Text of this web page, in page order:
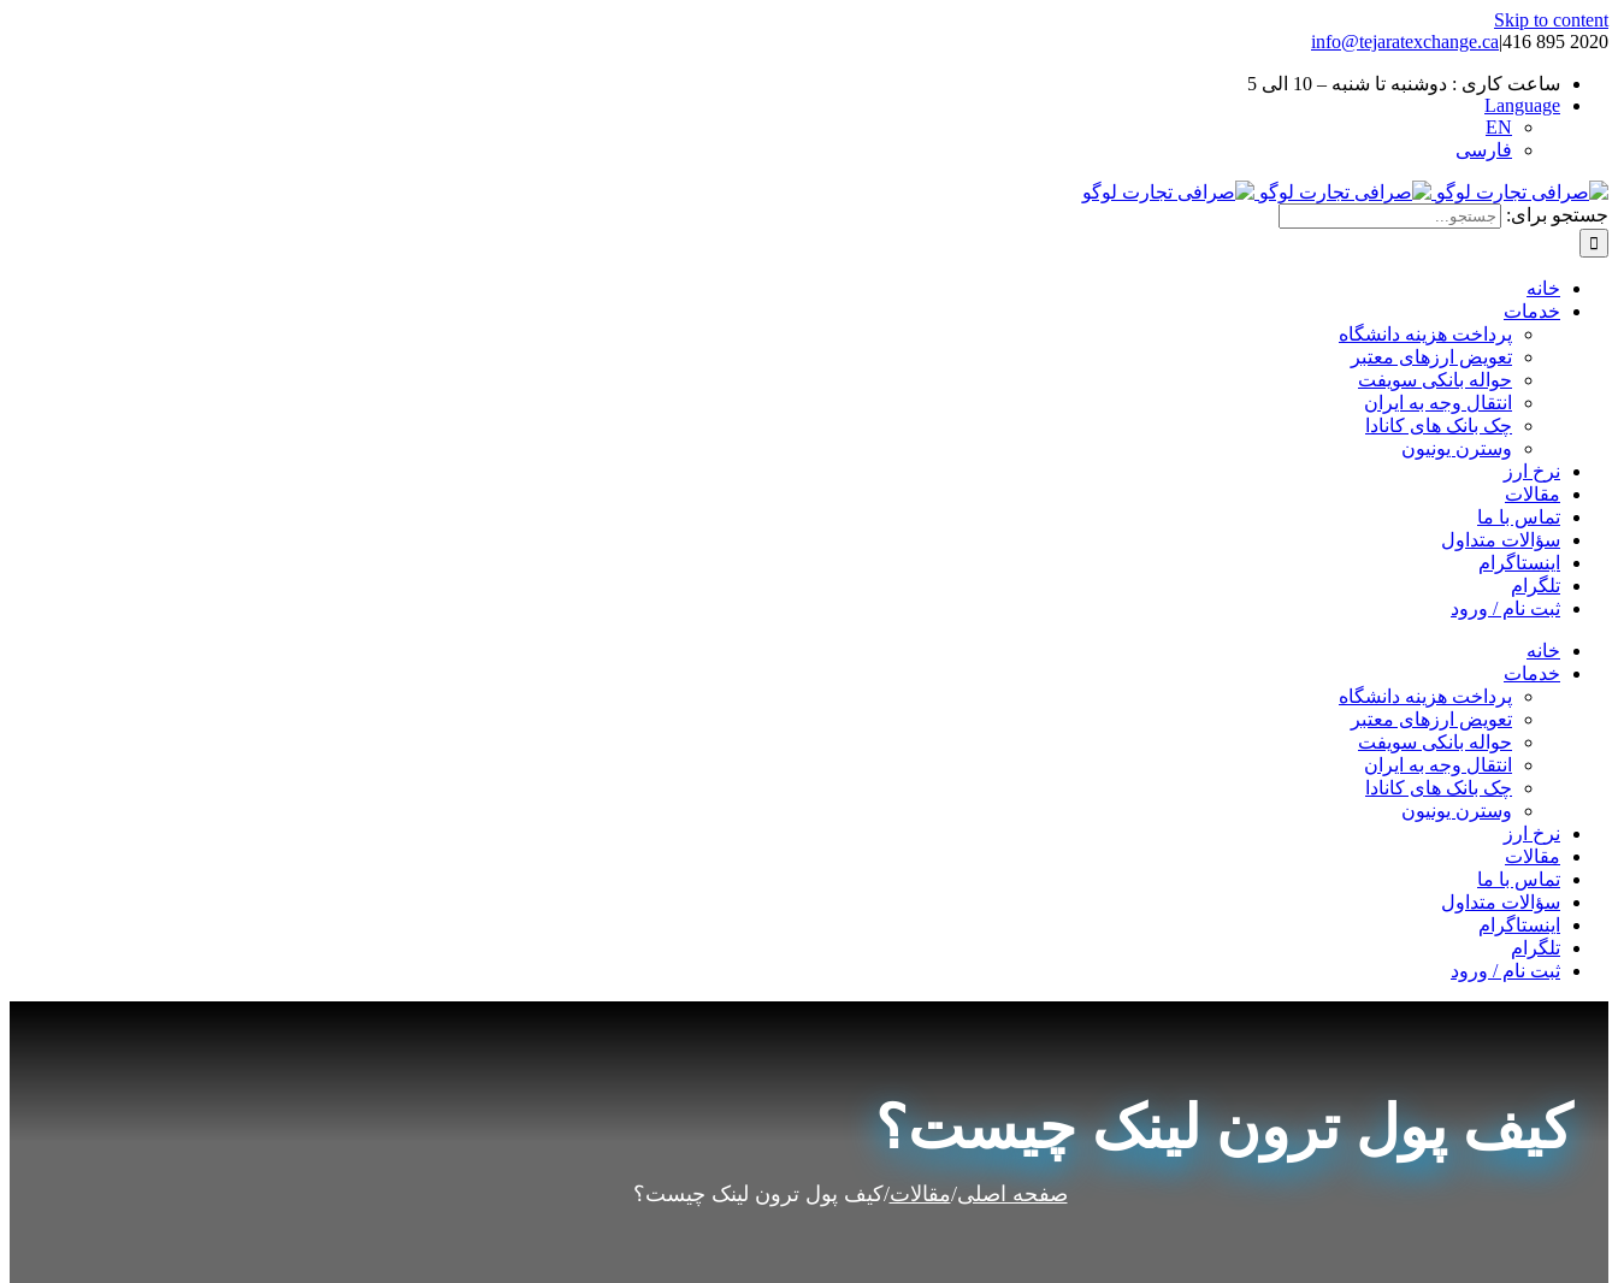
Skip to content
2020 895 416
|
info@tejaratexchange.ca
ساعت کاری : دوشنبه تا شنبه – 10 الی 5
Language
EN
فارسی
جستجو برای:
خانه
خدمات
پرداخت هزینه دانشگاه
تعویض ارزهای معتبر
حواله بانکی سویفت
انتقال وجه به ایران
چک بانک های کانادا
وسترن یونیون
نرخ ارز
مقالات
تماس با ما
سؤالات متداول
اینستاگرام
تلگرام
ثبت نام / ورود
خانه
خدمات
پرداخت هزینه دانشگاه
تعویض ارزهای معتبر
حواله بانکی سویفت
انتقال وجه به ایران
چک بانک های کانادا
وسترن یونیون
نرخ ارز
مقالات
تماس با ما
سؤالات متداول
اینستاگرام
تلگرام
ثبت نام / ورود
کیف پول ترون لینک چیست؟
صفحه اصلی/مقالات/کیف پول ترون لینک چیست؟